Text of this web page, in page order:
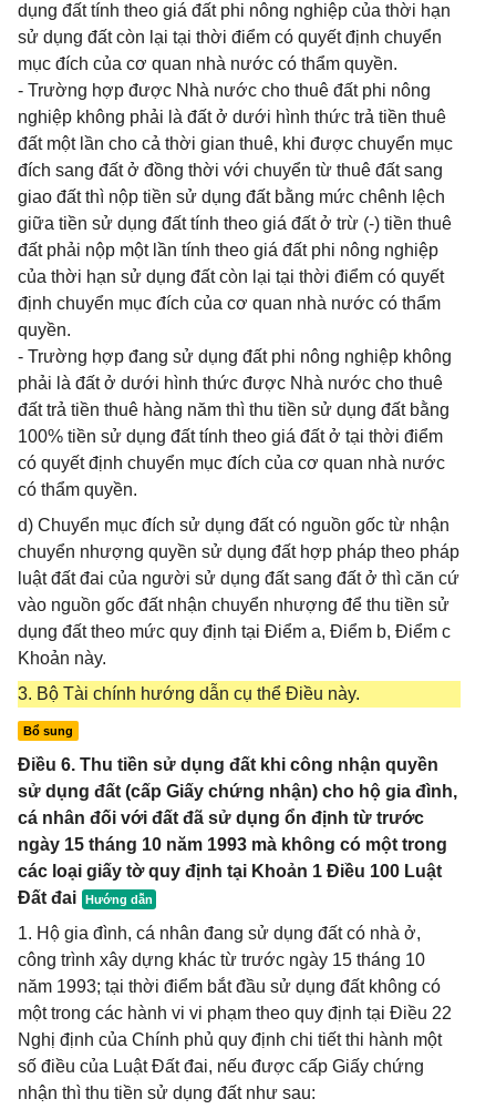
dụng đất tính theo giá đất phi nông nghiệp của thời hạn
sử dụng đất còn lại tại thời điểm có quyết định chuyển
mục đích của cơ quan nhà nước có thẩm quyền.
- Trường hợp được Nhà nước cho thuê đất phi nông
nghiệp không phải là đất ở dưới hình thức trả tiền thuê
đất một lần cho cả thời gian thuê, khi được chuyển mục
đích sang đất ở đồng thời với chuyển từ thuê đất sang
giao đất thì nộp tiền sử dụng đất bằng mức chênh lệch
giữa tiền sử dụng đất tính theo giá đất ở trừ (-) tiền thuê
đất phải nộp một lần tính theo giá đất phi nông nghiệp
của thời hạn sử dụng đất còn lại tại thời điểm có quyết
định chuyển mục đích của cơ quan nhà nước có thẩm
quyền.
- Trường hợp đang sử dụng đất phi nông nghiệp không
phải là đất ở dưới hình thức được Nhà nước cho thuê
đất trả tiền thuê hàng năm thì thu tiền sử dụng đất bằng
100% tiền sử dụng đất tính theo giá đất ở tại thời điểm
có quyết định chuyển mục đích của cơ quan nhà nước
có thẩm quyền.
d) Chuyển mục đích sử dụng đất có nguồn gốc từ nhận
chuyển nhượng quyền sử dụng đất hợp pháp theo pháp
luật đất đai của người sử dụng đất sang đất ở thì căn cứ
vào nguồn gốc đất nhận chuyển nhượng để thu tiền sử
dụng đất theo mức quy định tại Điểm a, Điểm b, Điểm c
Khoản này.
3. Bộ Tài chính hướng dẫn cụ thể Điều này.
Bổ sung
Điều 6. Thu tiền sử dụng đất khi công nhận quyền
sử dụng đất (cấp Giấy chứng nhận) cho hộ gia đình,
cá nhân đối với đất đã sử dụng ổn định từ trước
ngày 15 tháng 10 năm 1993 mà không có một trong
các loại giấy tờ quy định tại Khoản 1 Điều 100 Luật
Đất đai
1. Hộ gia đình, cá nhân đang sử dụng đất có nhà ở,
công trình xây dựng khác từ trước ngày 15 tháng 10
năm 1993; tại thời điểm bắt đầu sử dụng đất không có
một trong các hành vi vi phạm theo quy định tại Điều 22
Nghị định của Chính phủ quy định chi tiết thi hành một
số điều của Luật Đất đai, nếu được cấp Giấy chứng
nhận thì thu tiền sử dụng đất như sau: